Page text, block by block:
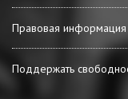
Правовая информация
Поддержать